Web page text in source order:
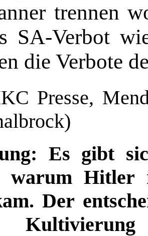
trennen
SA-Verbot
die Verbote
Presse,
Es gibt
warum Hitler
Der